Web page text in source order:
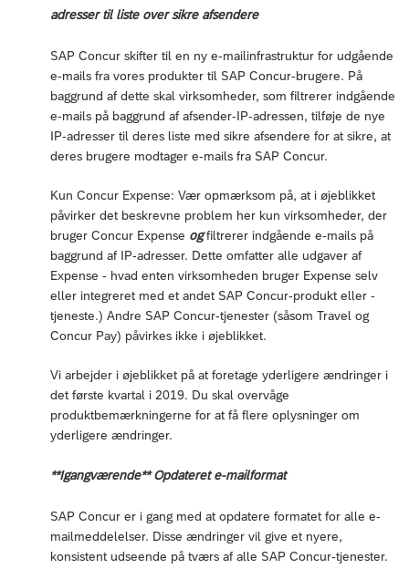
adresser til liste over sikre afsendere
SAP Concur skifter til en ny e-mailinfrastruktur for udgående
e-mails fra vores produkter til SAP Concur-brugere. På
baggrund af dette skal virksomheder, som filtrerer indgående
e-mails på baggrund af afsender-IP-adressen, tilføje de nye
IP-adresser til deres liste med sikre afsendere for at sikre, at
deres brugere modtager e-mails fra SAP Concur.
Kun Concur Expense: Vær opmærksom på, at i øjeblikket
påvirker det beskrevne problem her kun virksomheder, der
bruger Concur Expense ogfiltrerer indgående e-mails på
baggrund af IP-adresser. Dette omfatter alle udgaver af
Expense - hvad enten virksomheden bruger Expense selv
eller integreret med et andet SAP Concur-produkt eller -
tjeneste.) Andre SAP Concur-tjenester (såsom Travel og
Concur Pay) påvirkes ikke i øjeblikket.
Vi arbejder i øjeblikket på at foretage yderligere ændringer i
det første kvartal i 2019. Du skal overvåge
produktbemærkningerne for at få flere oplysninger om
yderligere ændringer.
**Igangværende** Opdateret e-mailformat
SAP Concur er i gang med at opdatere formatet for alle e-
mailmeddelelser. Disse ændringer vil give et nyere,
konsistent udseende på tværs af alle SAP Concur-tjenester.